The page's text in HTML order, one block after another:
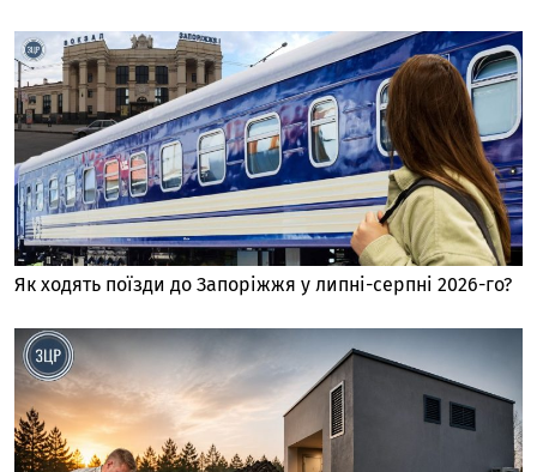
Як ходять поїзди до Запоріжжя у липні-серпні 2026-го?